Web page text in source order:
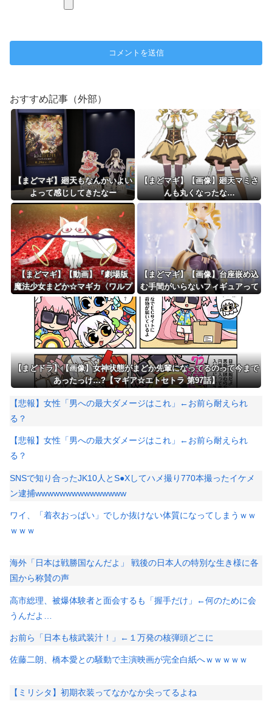
おすすめ記事（外部）
【まどマギ】廻天もなんかいよい
よって感じしてきたなー
【まどマギ】【画像】廻天マミさ
んも丸くなったな…
【まどマギ】【動画】『劇場版
魔法少女まどか☆マギカ〈ワルプ
ルギスの廻天〉』本予告が公
開！！！！
【まどマギ】【画像】台座嵌め込
む手間がいらないフィギュアって
いいなと思うこの頃
【まどドラ】【画像】女神状態がまどか先輩になってるのって今まで
あったっけ…?【マギア☆エトセトラ 第97話】
【悲報】女性「男への最大ダメージはこれ」←お前ら耐えられ
る？
【悲報】女性「男への最大ダメージはこれ」←お前ら耐えられ
る？
SNSで知り合ったJK10人とS●Xしてハメ撮り770本撮ったイケメ
ン逮捕wwwwwwwwwwwwwww
ワイ、「着衣おっばい」でしか抜けない体質になってしまうｗｗ
ｗｗｗ
海外「日本は戦勝国なんだよ」 戦後の日本人の特別な生き様に各
国から称賛の声
高市総理、被爆体験者と面会するも「握手だけ」←何のために会
うんだよ…
お前ら「日本も核武装汁！」←１万発の核弾頭どこに
佐藤二朗、橋本愛との騒動で主演映画が完全白紙へｗｗｗｗｗ
【ミリシタ】初期衣装ってなかなか尖ってるよね